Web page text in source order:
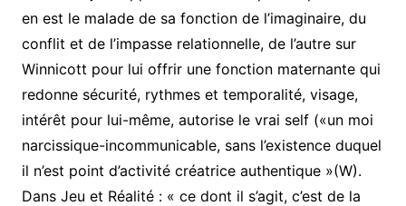
en est le malade de sa fonction de l’imaginaire, du
conflit et de l’impasse relationnelle, de l’autre sur
Winnicott pour lui offrir une fonction maternante qui
redonne sécurité, rythmes et temporalité, visage,
intérêt pour lui-même, autorise le vrai self («un moi
narcissique-incommunicable, sans l’existence duquel
il n’est point d’activité créatrice authentique »(W).
Dans Jeu et Réalité : « ce dont il s’agit, c’est de la